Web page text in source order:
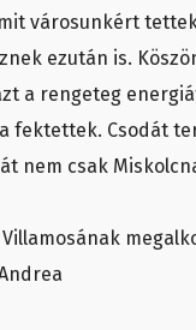
városunkért
ezután is.
a rengeteg
fektettek. Csodát
nem csak